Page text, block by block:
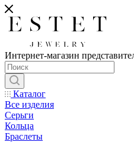
Интернет-магазин
Каталог
Все изделия
Серьги
Кольца
Браслеты